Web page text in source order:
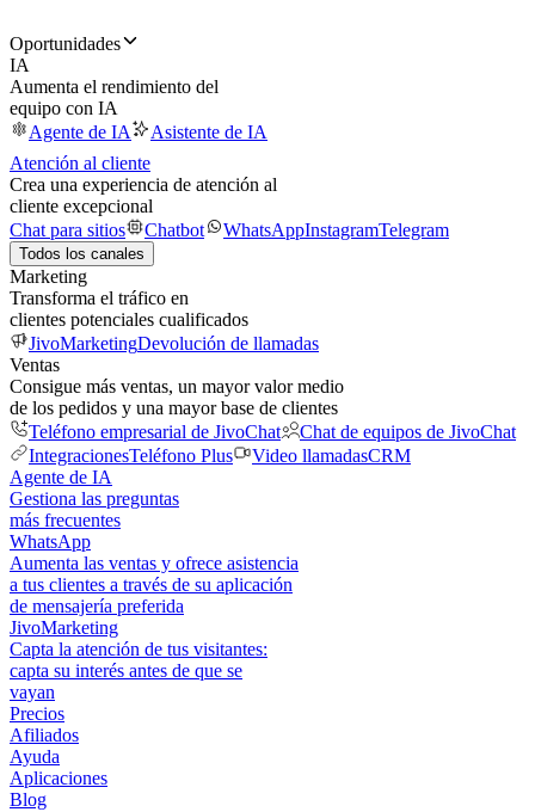
Oportunidades
IA
Aumenta el rendimiento del
equipo con IA
Agente de IA
Asistente de IA
Atención al cliente
Crea una experiencia de atención al
cliente excepcional
Chat para sitios
Chatbot WhatsAppInstagramTelegram
Todos los canales
Marketing
Transforma el tráfico en
clientes potenciales cualificados
JivoMarketingDevolución de llamadas
Ventas
Consigue más ventas, un mayor valor medio
de los pedidos y una mayor base de clientes
Teléfono empresarial de JivoChat
Chat de equipos de JivoChat
IntegracionesTeléfono Plus Video llamadasCRM
Agente de IA
Gestiona las preguntas
más frecuentes
WhatsApp
Aumenta las ventas y ofrece asistencia
a tus clientes a través de su aplicación
de mensajería preferida
JivoMarketing
Capta la atención de tus visitantes:
capta su interés antes de que se
vayan
Precios
Afiliados
Ayuda
Aplicaciones
Blog